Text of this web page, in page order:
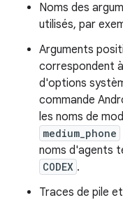
Noms des
utilisés, par
Arguments
correspondent
d'options
commande
les noms de
medium_phone
noms d'agents
CODEX .
Traces de pile